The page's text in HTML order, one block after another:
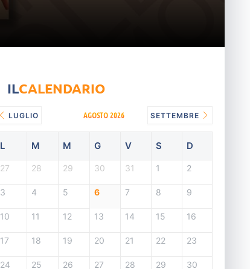
ILCALENDARIO
LUGLIO AGOSTO 2026 SETTEMBRE
L M M G V S D
27 28 29 30 31 1 2
3 4 5 6 7 8 9
10 11 12 13 14 15 16
17 18 19 20 21 22 23
24 25 26 27 28 29 30